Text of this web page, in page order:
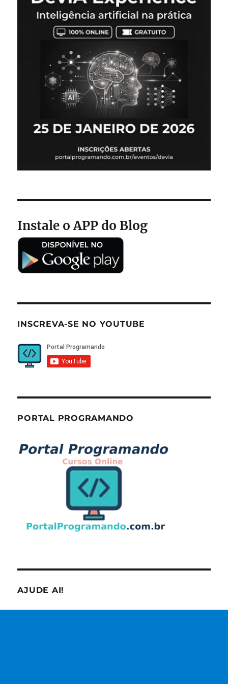
Instale o APP do Blog
INSCREVA-SE NO YOUTUBE
PORTAL PROGRAMANDO
AJUDE AI!